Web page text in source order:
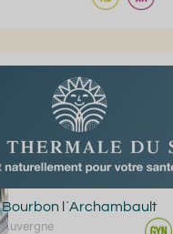
Bourbon l`Archambault
Auvergne